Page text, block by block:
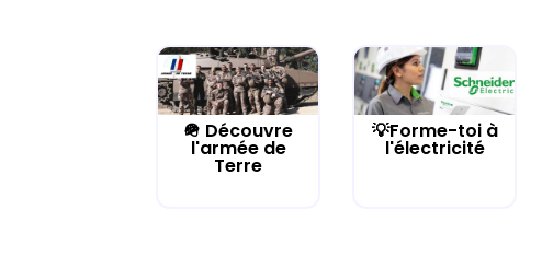
🪖 Découvre
l'armée de
Terre
💡Forme-toi à
l'électricité